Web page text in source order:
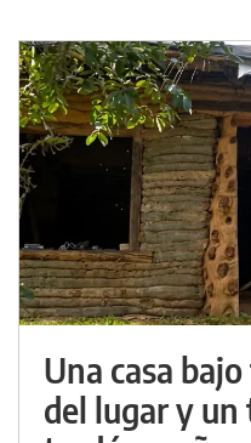
Una casa
del lugar y un